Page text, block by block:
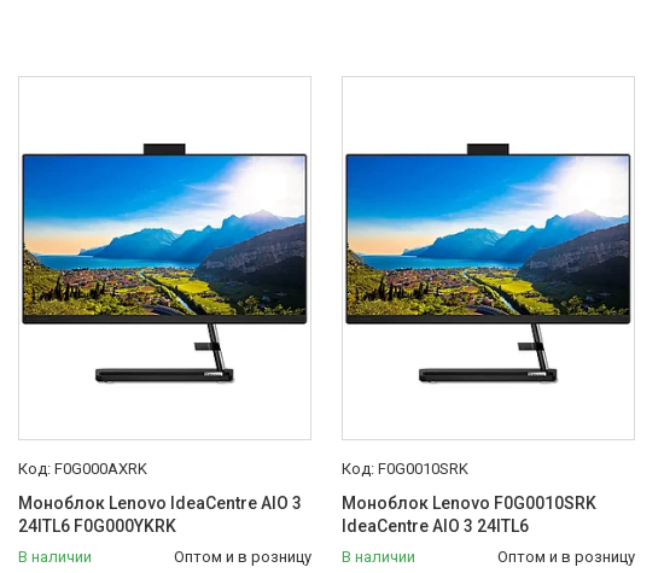
F0G000AXRK
Моноблок Lenovo IdeaCentre AIO 3
24ITL6 F0G000YKRK
В наличии Оптом и в розницу
F0G0010SRK
Моноблок Lenovo F0G0010SRK
IdeaCentre AIO 3 24ITL6
В наличии Оптом и в розницу